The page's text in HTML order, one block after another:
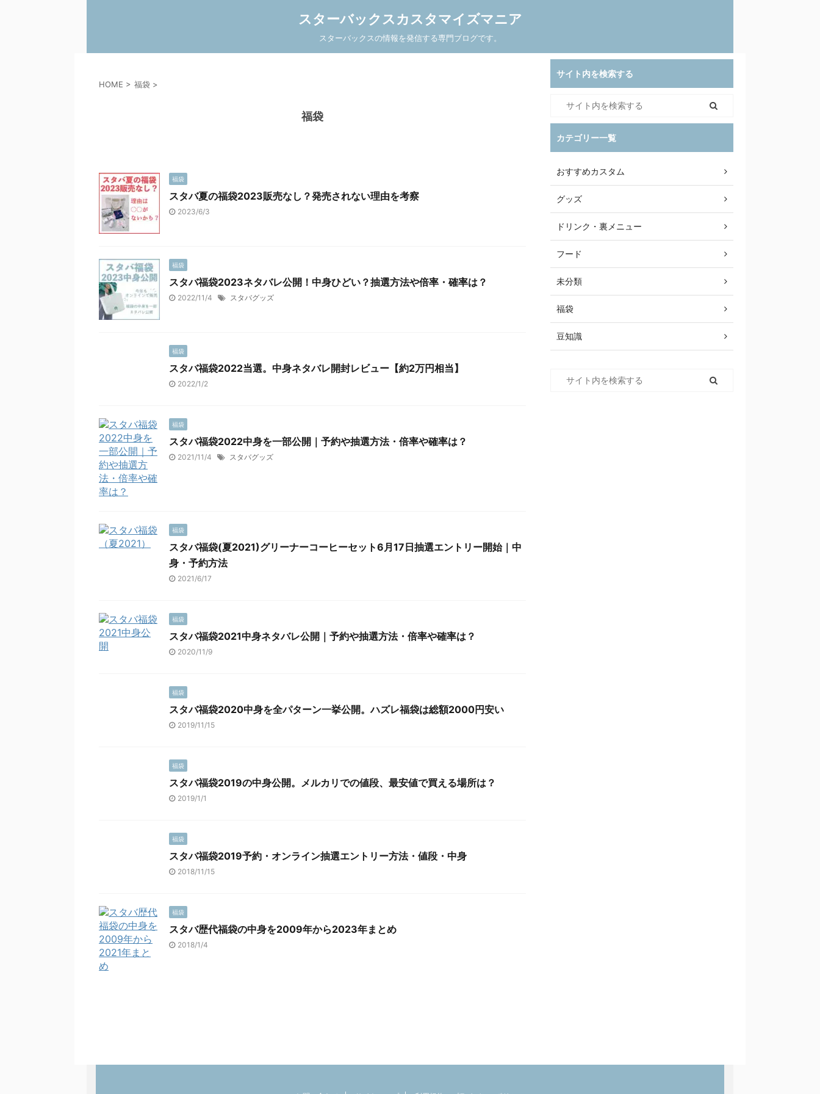
スターバックスカスタマイズマニア
スターバックスの情報を発信する専門ブログです。
HOME > 福袋 >
福袋
福袋
スタバ夏の福袋2023販売なし？発売されない理由を考察
2023/6/3
福袋
スタバ福袋2023ネタバレ公開！中身ひどい？抽選方法や倍率・確率は？
2022/11/4 スタバグッズ
福袋
スタバ福袋2022当選。中身ネタバレ開封レビュー【約2万円相当】
2022/1/2
福袋
スタバ福袋2022中身を一部公開｜予約や抽選方法・倍率や確率は？
2021/11/4 スタバグッズ
福袋
スタバ福袋(夏2021)グリーナーコーヒーセット6月17日抽選エントリー開始｜中
身・予約方法
2021/6/17
福袋
スタバ福袋2021中身ネタバレ公開｜予約や抽選方法・倍率や確率は？
2020/11/9
福袋
スタバ福袋2020中身を全パターン一挙公開。ハズレ福袋は総額2000円安い
2019/11/15
福袋
スタバ福袋2019の中身公開。メルカリでの値段、最安値で買える場所は？
2019/1/1
福袋
スタバ福袋2019予約・オンライン抽選エントリー方法・値段・中身
2018/11/15
福袋
スタバ歴代福袋の中身を2009年から2023年まとめ
2018/1/4
サイト内を検索する
カテゴリー一覧
おすすめカスタム
グッズ
ドリンク・裏メニュー
フード
未分類
福袋
豆知識